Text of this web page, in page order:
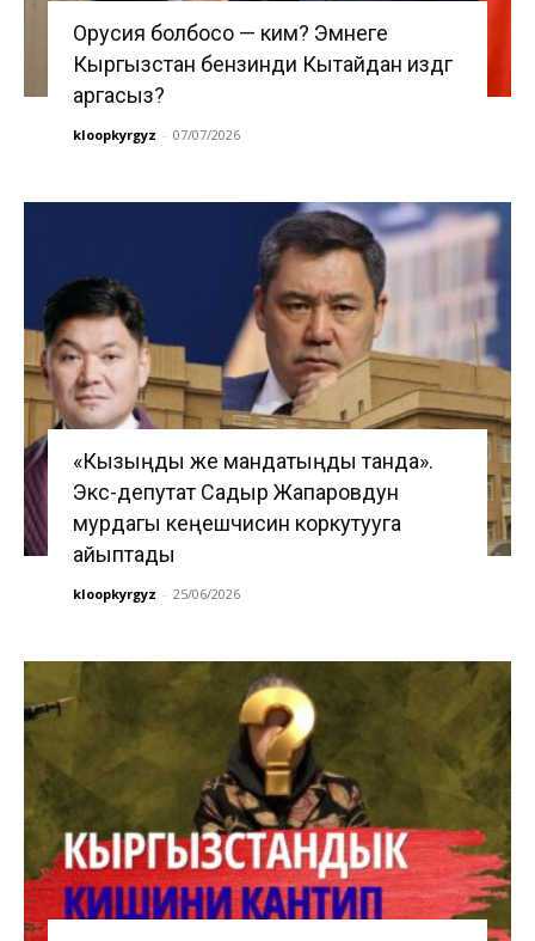
Орусия болбосо — ким? Эмнеге
Кыргызстан бензинди Кытайдан издөөгө
аргасыз?
kloopkyrgyz - 07/07/2026
«Кызыңды же мандатыңды танда».
Экс-депутат Садыр Жапаровдун
мурдагы кеңешчисин коркутууга
айыптады
kloopkyrgyz - 25/06/2026